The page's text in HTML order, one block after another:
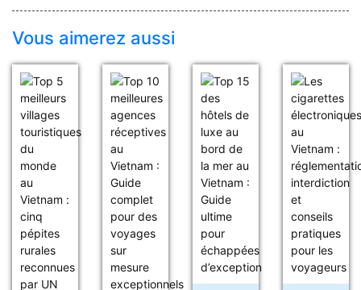
Vous aimerez aussi